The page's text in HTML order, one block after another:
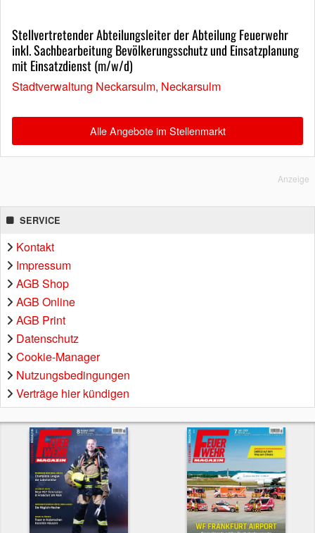
Stellvertretender Abteilungsleiter der Abteilung Feuerwehr
inkl. Sachbearbeitung Bevölkerungsschutz und Einsatzplanung
mit Einsatzdienst (m/w/d)
Stadtverwaltung Neckarsulm, Neckarsulm
Alle Angebote im Stellenmarkt
Anzeige
SERVICE
Kontakt
Impressum
AGB Shop
AGB Online
AGB Print
Datenschutz
Cookie-Manager
Nutzungsbedingungen
Verträge hier kündigen